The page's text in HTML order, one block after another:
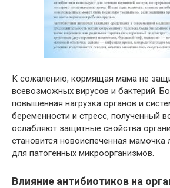
К сожалению, кормящая мама не
всевозможных вирусов и бактерий.
повышенная нагрузка органов и
беременности и стресс, полученный
ослабляют защитные свойства
становится новоиспеченная мамочка
для патогенных микроорганизмов.
Влияние антибиотиков на